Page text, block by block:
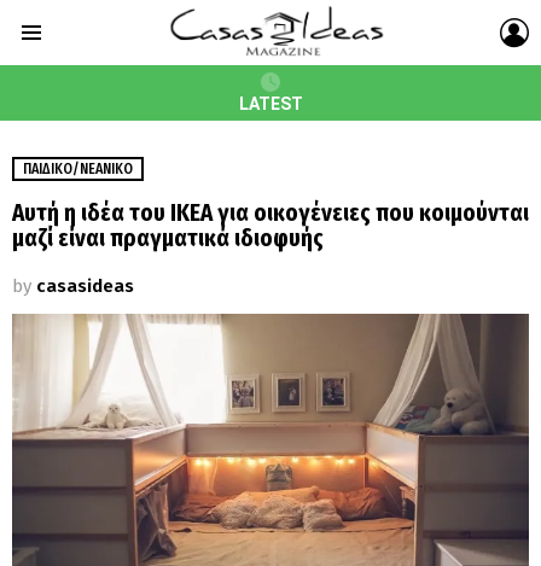
LATEST
ΠΑΙΔΙΚΌ/ΝΕΑΝΙΚΌ
Αυτή η ιδέα του IKEA για οικογένειες που κοιμούνται
μαζί είναι πραγματικά ιδιοφυής
by casasideas